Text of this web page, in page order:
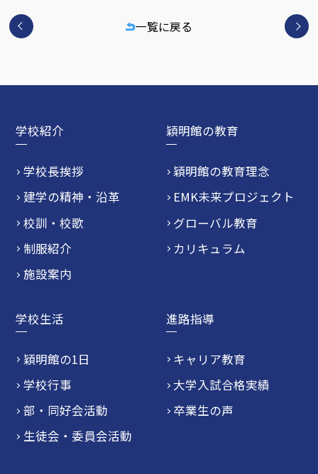
一覧に戻る
学校紹介
学校長挨拶
建学の精神・沿革
校訓・校歌
制服紹介
施設案内
穎明館の教育
穎明館の教育理念
EMK未来プロジェクト
グローバル教育
カリキュラム
学校生活
穎明館の1日
学校行事
部・同好会活動
生徒会・委員会活動
進路指導
キャリア教育
大学入試合格実績
卒業生の声